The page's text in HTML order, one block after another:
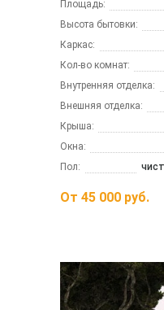
Площадь:
Высота бытовки:
Каркас:
Кол-во комнат:
Внутренняя отделка:
Внешняя отделка:
Крыша:
Окна:
Пол:
От 45 000 руб.